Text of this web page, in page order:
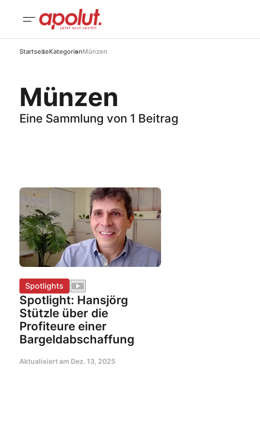
StartseiteKategorienMünzen
Münzen
Eine Sammlung von 1 Beitrag
Spotlights
Spotlight: Hansjörg
Stützle über die
Profiteure einer
Bargeldabschaffung
Aktualisiert am Dez. 13, 2025